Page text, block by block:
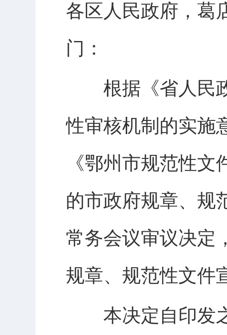
各区人民政府，葛
门：
根据《省人民政
性审核机制的实施
《鄂州市规范性
的市政府规章、规
常务会议审议决定
规章、规范性文件
本决定自印发